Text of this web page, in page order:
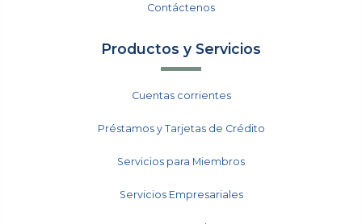
Contáctenos
Productos y Servicios
Cuentas corrientes
Préstamos y Tarjetas de Crédito
Servicios para Miembros
Servicios Empresariales